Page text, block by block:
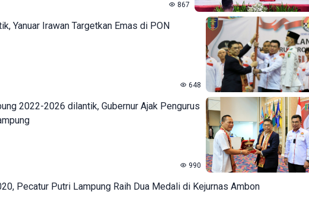
867
Yanuar Irawan Targetkan Emas di PON
648
2022-2026 dilantik, Gubernur Ajak Pengurus
990
Pecatur Putri Lampung Raih Dua Medali di Kejurnas Ambon